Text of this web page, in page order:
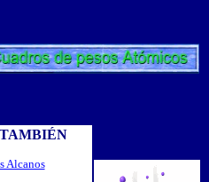
Alcanos